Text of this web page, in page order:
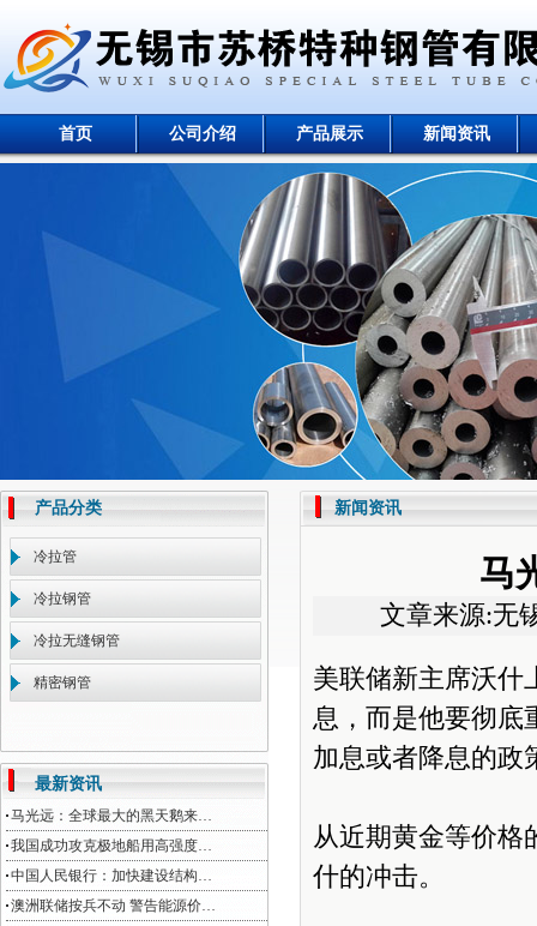
首页 公司介绍 产品展示 新闻资讯
产品分类
冷拉管
冷拉钢管
冷拉无缝钢管
精密钢管
最新资讯
马光远：全球最大的黑天鹅来…
我国成功攻克极地船用高强度…
中国人民银行：加快建设结构…
澳洲联储按兵不动 警告能源价…
新闻资讯
马
文章来源:无
美联储新主席沃什
息，而是他要彻底
加息或者降息的政
从近期黄金等价格
什的冲击。